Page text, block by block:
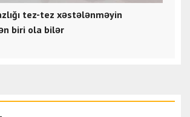
tez-tez xəstələnməyin
biri ola bilər